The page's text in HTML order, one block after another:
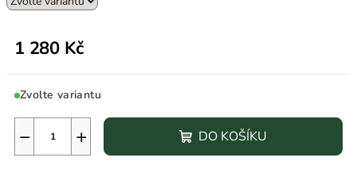
1 280 Kč
Zvolte variantu
+
− DO KOŠÍKU